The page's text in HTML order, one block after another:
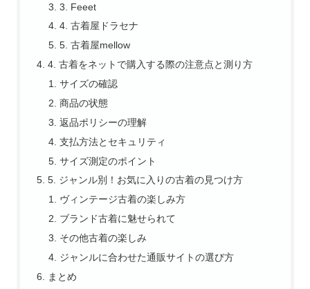
3. Feeet
4. 古着屋ドラセナ
5. 古着屋mellow
4. 古着をネットで購入する際の注意点と測り方
サイズの確認
商品の状態
返品ポリシーの理解
支払方法とセキュリティ
サイズ測定のポイント
5. ジャンル別！お気に入りの古着の見つけ方
ヴィンテージ古着の楽しみ方
ブランド古着に魅せられて
その他古着の楽しみ
ジャンルに合わせた通販サイトの選び方
まとめ